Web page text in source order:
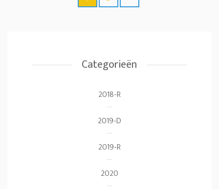
Categorieën
2018-R
2019-D
2019-R
2020